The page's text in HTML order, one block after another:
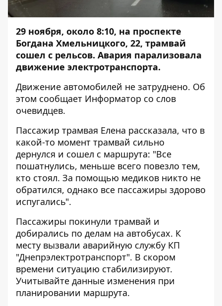
29 ноября, около 8:10, на проспекте
Богдана Хмельницкого, 22, трамвай
сошел с рельсов. Авария парализовала
движение электротранспорта.
Движение автомобилей не затруднено. Об
этом сообщает Информатор со слов
очевидцев.
Пассажир трамвая Елена рассказала, что в
какой-то момент трамвай сильно
дернулся и сошел с маршрута: "Все
пошатнулись, меньше всего повезло тем,
кто стоял. За помощью медиков никто не
обратился, однако все пассажиры здорово
испугались".
Пассажиры покинули трамвай и
добирались по делам на автобусах. К
месту вызвали аварийную службу КП
"Днепрэлектротранспорт". В скором
времени ситуацию стабилизируют.
Учитывайте данные изменения при
планировании маршрута.